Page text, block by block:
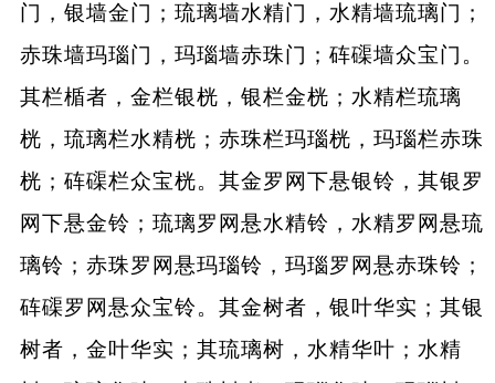
门，银墙金门；琉璃墙水精门，水精墙琉璃门；
赤珠墙玛瑙门，玛瑙墙赤珠门；砗磲墙众宝门。
其栏楯者，金栏银桄，银栏金桄；水精栏琉璃
桄，琉璃栏水精桄；赤珠栏玛瑙桄，玛瑙栏赤珠
桄；砗磲栏众宝桄。其金罗网下悬银铃，其银罗
网下悬金铃；琉璃罗网悬水精铃，水精罗网悬琉
璃铃；赤珠罗网悬玛瑙铃，玛瑙罗网悬赤珠铃；
砗磲罗网悬众宝铃。其金树者，银叶华实；其银
树者，金叶华实；其琉璃树，水精华叶；水精